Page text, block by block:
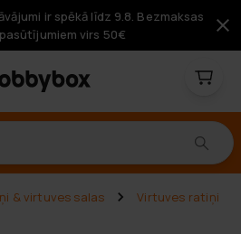
ir spēkā līdz 9.8. Bezmaksas
virs 50€
& virtuves salas
Virtuves ratiņi